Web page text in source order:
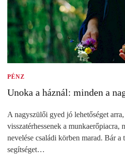
PÉNZ
Unoka a háznál: minden a
A nagyszülői gyed jó lehetőséget
visszatérhessenek a munkaerőpiacra,
nevelése családi körben marad. Bár
segítséget…